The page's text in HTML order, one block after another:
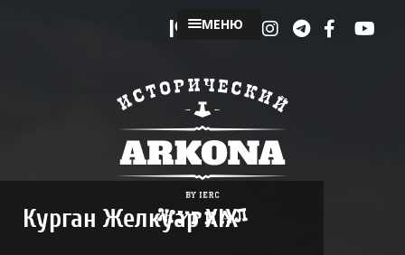
МЕНЮ
Курган Желкуар XIX